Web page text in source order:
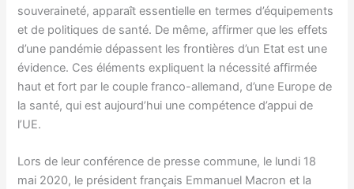
souveraineté, apparaît essentielle en termes d’équipements
et de politiques de santé. De même, affirmer que les effets
d’une pandémie dépassent les frontières d’un Etat est une
évidence. Ces éléments expliquent la nécessité affirmée
haut et fort par le couple franco-allemand, d’une Europe de
la santé, qui est aujourd’hui une compétence d’appui de
l’UE.
Lors de leur conférence de presse commune, le lundi 18
mai 2020, le président français Emmanuel Macron et la